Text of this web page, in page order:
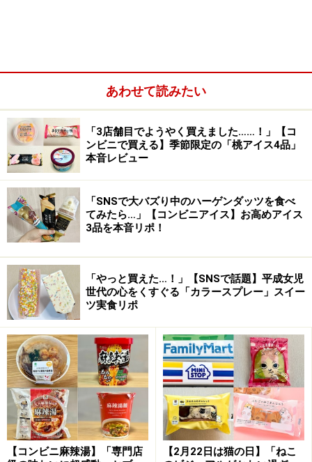
1つ目は、5月12日にセブン-イレブンで数量限定発売さ
れた「ハーゲンダッツ クリーミーコーン 鉄観音ミルクテ
ィー」413円 （税込）。発売直後から「おいしすぎる」
とSNSで話題になっている注目商品です。
鉄観音とは、中国・福建省を代表する烏龍茶の一種。本
商品は、鉄観音茶葉を使用したミルクティーアイスクリ
ームを鉄観音チョコレートでコーティングし、ワッフル
コーンと組み合わせた一品です。
SNSで大バズり中！ セブン-イレブン限定のレアなハーゲン
ダッツ
あわせて読みたい
「3店舗目でようやく買えました……！」【コ
ンビニで買える】季節限定の「桃アイス4品」
本音レビュー
「SNSで大バズり中のハーゲンダッツを食べ
てみたら…」【コンビニアイス】お高めアイス
3品を本音リポ！
「やっと買えた…！」【SNSで話題】平成女児
世代の心をくすぐる「カラースプレー」スイー
ツ実食リポ
【コンビニ麻辣湯】「専門店
【2月22日は猫の日】「ねこ